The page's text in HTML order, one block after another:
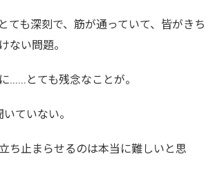
ても深刻で、筋が通っていて、皆がきち
ない問題。
……とても残念なことが。
ていない。
ち止まらせるのは本当に難しいと思